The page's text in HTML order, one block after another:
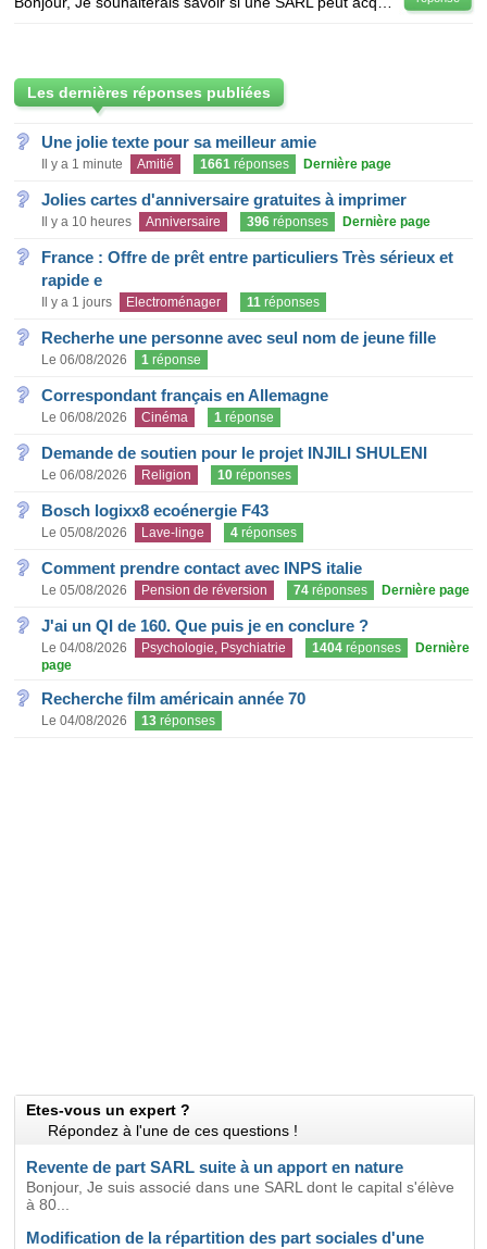
Les dernières réponses publiées
Une jolie texte pour sa meilleur amie
Il y a 1 minute Amitié 1661 réponses Dernière page
Jolies cartes d'anniversaire gratuites à imprimer
Il y a 10 heures Anniversaire 396 réponses Dernière page
France : Offre de prêt entre particuliers Très sérieux et
rapide e
Il y a 1 jours Electroménager 11 réponses
Recherhe une personne avec seul nom de jeune fille
Le 06/08/2026 1 réponse
Correspondant français en Allemagne
Le 06/08/2026 Cinéma 1 réponse
Demande de soutien pour le projet INJILI SHULENI
Le 06/08/2026 Religion 10 réponses
Bosch logixx8 ecoénergie F43
Le 05/08/2026 Lave-linge 4 réponses
Comment prendre contact avec INPS italie
Le 05/08/2026 Pension de réversion 74 réponses Dernière page
J'ai un QI de 160. Que puis je en conclure ?
Le 04/08/2026 Psychologie, Psychiatrie 1404 réponses
Dernière
page
Recherche film américain année 70
Le 04/08/2026 13 réponses
Etes-vous un expert ?
Répondez à l'une de ces questions !
Revente de part SARL suite à un apport en nature
Bonjour, Je suis associé dans une SARL dont le capital s'élève
à 80...
Modification de la répartition des part sociales d'une